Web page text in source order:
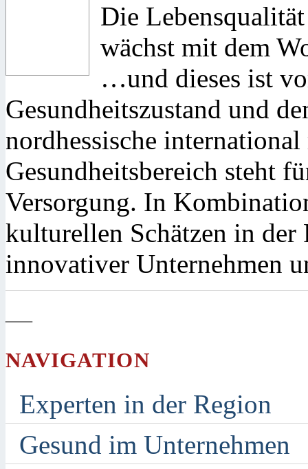
Die
wächst mit dem
…und dieses ist
Gesundheitszustand und
nordhessische
Gesundheitsbereich steht
Versorgung. In
kulturellen Schätzen in
innovativer Unternehmen
—
NAVIGATION
Experten in der Region
Gesund im Unternehmen